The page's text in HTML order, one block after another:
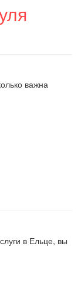
важна
в Ельце, вы